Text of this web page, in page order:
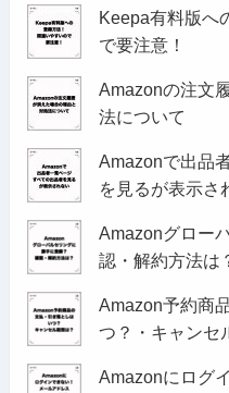
Keepa有料版へ
で要注意！
Amazonの注文
法について
Amazonで出品
を見るが表示さ
Amazonグロー
認・解約方法は
Amazon予約商
つ？・キャンセ
Amazonにログ